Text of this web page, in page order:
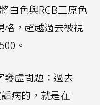
白色與RGB三原色
格，超越過去被視
。
發虛問題：過去
病的，就是在